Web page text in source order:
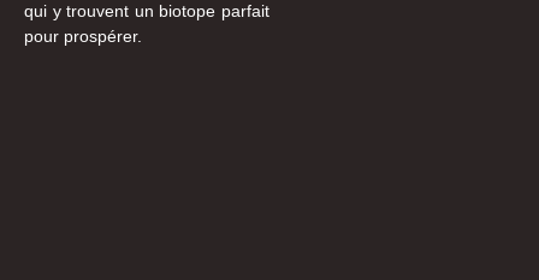
qui y trouvent un biotope parfait
pour prospérer.